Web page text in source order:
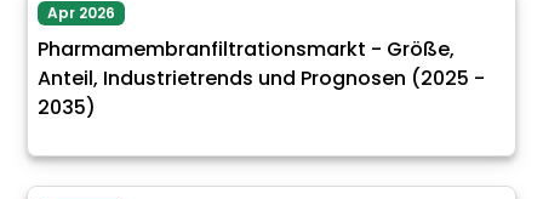
Apr 2026
Pharmamembranfiltrationsmarkt - Größe,
Anteil, Industrietrends und Prognosen (2025 -
2035)